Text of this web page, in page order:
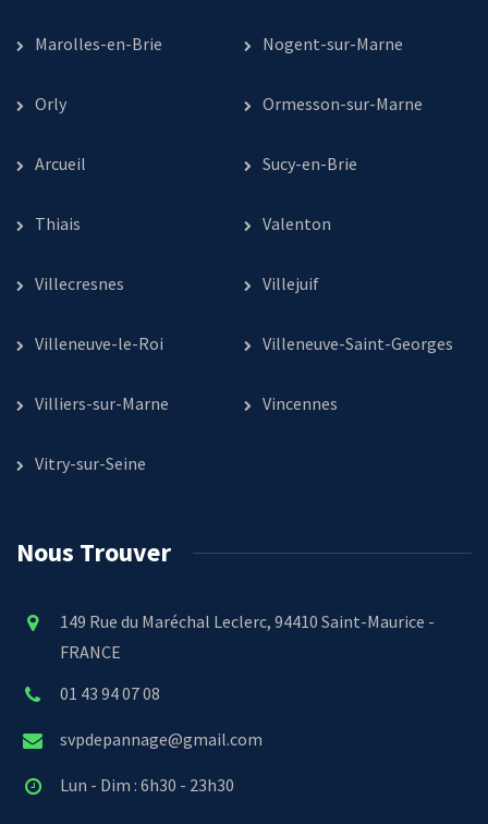
Marolles-en-Brie Nogent-sur-Marne
Orly Ormesson-sur-Marne
Arcueil Sucy-en-Brie
Thiais Valenton
Villecresnes Villejuif
Villeneuve-le-Roi Villeneuve-Saint-Georges
Villiers-sur-Marne Vincennes
Vitry-sur-Seine
Nous Trouver
149 Rue du Maréchal Leclerc, 94410 Saint-Maurice -
FRANCE
01 43 94 07 08
svpdepannage@gmail.com
Lun - Dim : 6h30 - 23h30